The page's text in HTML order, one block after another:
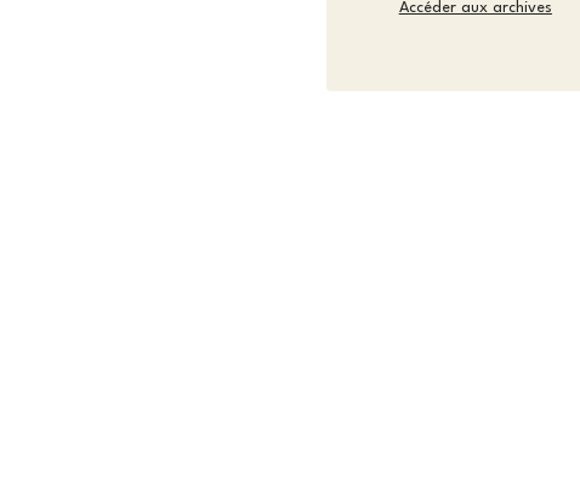
Accéder aux archives